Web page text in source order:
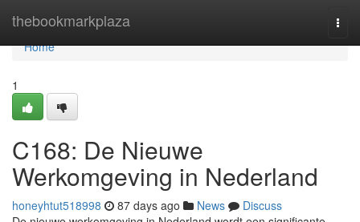
thebookmarkplaza
Home
Home
1
C168: De Nieuwe
Werkomgeving in Nederland
honeyhtut518998 87 days ago News
Discuss